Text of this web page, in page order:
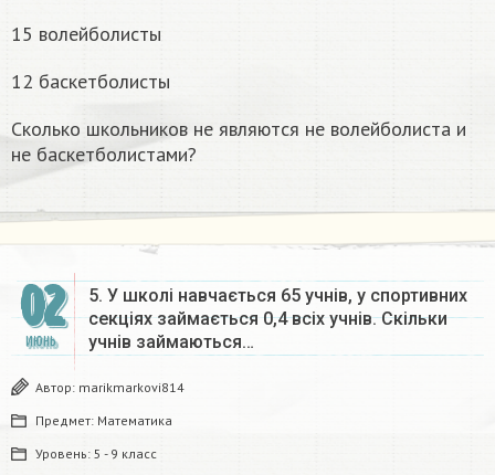
15 волейболисты
12 баскетболисты
Сколько школьников не являются не волейболиста и
не баскетболистами?
02
ИЮНЬ
5. У школі навчається 65 учнів, у спортивних
секціях займається 0,4 всіх учнів. Скільки
учнів займаються…
Автор: marikmarkovi814
Предмет: Математика
Уровень: 5 - 9 класс